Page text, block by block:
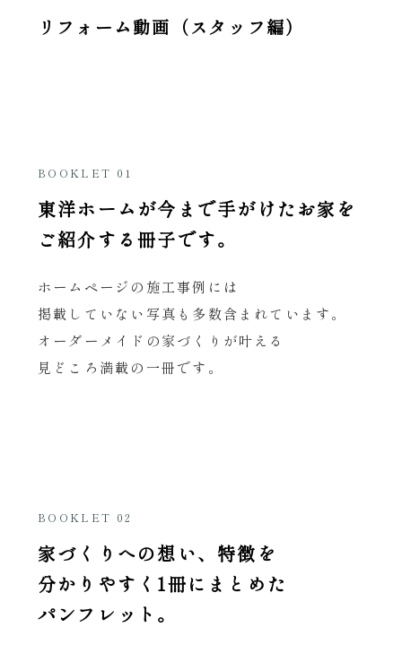
リフォーム動画（スタッフ編）
BOOKLET 01
東洋ホームが今まで手がけたお家を
ご紹介する冊子です。
ホームページの施工事例には
掲載していない写真も 多数含まれています。
オーダーメイドの家づくりが叶える
見どころ満載の一冊です。
BOOKLET 02
家づくりへの想い、特徴を
分かりやすく1冊にまとめた
パンフレット。